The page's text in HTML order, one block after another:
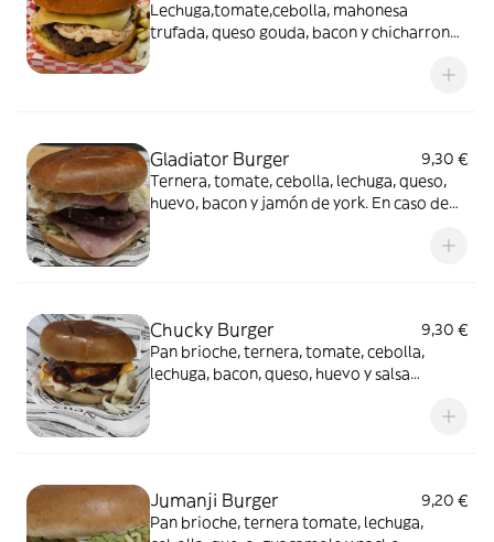
Lechuga,tomate,cebolla, mahonesa
trufada, queso gouda, bacon y chicharron
Gladiator Burger
9,30 €
Ternera, tomate, cebolla, lechuga, queso,
huevo, bacon y jamón de york. En caso de
Chucky Burger
9,30 €
Pan brioche, ternera, tomate, cebolla,
lechuga, bacon, queso, huevo y salsa
Jumanji Burger
9,20 €
Pan brioche, ternera tomate, lechuga,